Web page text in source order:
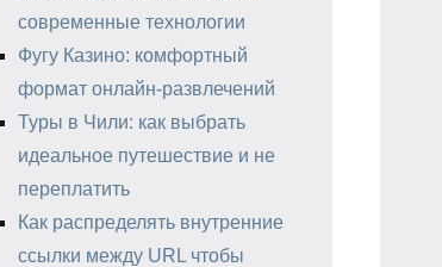
современные технологии
Фугу Казино: комфортный
формат онлайн-развлечений
Туры в Чили: как выбрать
идеальное путешествие и не
переплатить
Как распределять внутренние
ссылки между URL чтобы